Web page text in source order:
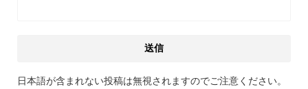
日本語が含まれない投稿は無視されますのでご注意ください。